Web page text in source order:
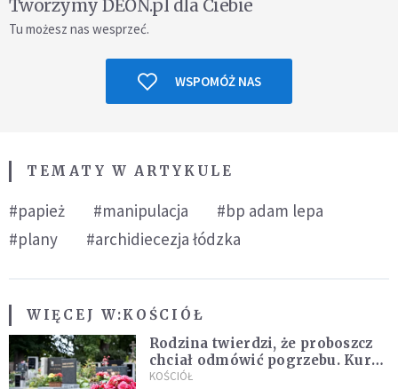
Tworzymy DEON.pl dla Ciebie
Tu możesz nas wesprzeć.
WSPOMÓŻ NAS
TEMATY W ARTYKULE
#papież #manipulacja
#bp adam lepa
#plany
#archidiecezja łódzka
WIĘCEJ W:KOŚCIÓŁ
Rodzina twierdzi, że proboszcz
chciał odmówić pogrzebu. Kuria
zapowiada wyjaśnienia
KOŚCIÓŁ